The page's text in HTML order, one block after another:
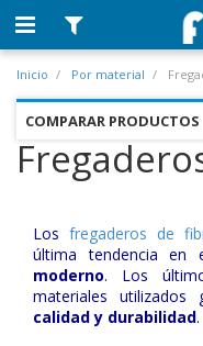
Inicio Por material
COMPARAR PRODUCTOS
Los fregaderos de
última tendencia en
moderno. Los
materiales
calidad y durabilidad.